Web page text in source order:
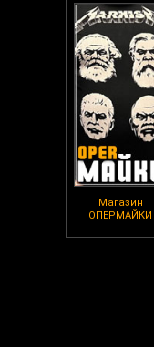
Магазин
ОПЕРМАЙКИ